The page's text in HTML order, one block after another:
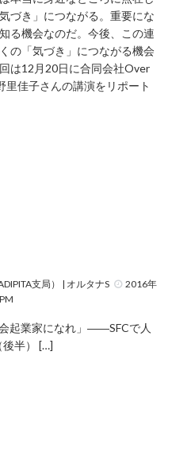
づき」につながる。重要にな
る機会なのだ。今後、この連
の「気づき」につながる機会
は12月20日に合同会社Over
佳子さんの講演をリポート
支局） | オルタナS
2016年
起業家になれ」――SFCで人
後半） […]